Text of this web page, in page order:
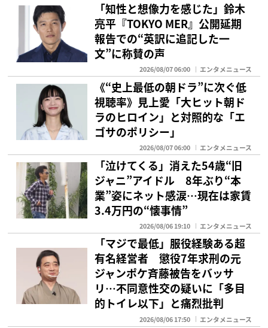
「知性と想像力を感じた」鈴木
亮平『TOKYO MER』公開延期
報告での“英訳に追記した一
文”に称賛の声
2026/08/07 06:00 エンタメニュース
《“史上最低の朝ドラ”に次ぐ低
視聴率》見上愛「大ヒット朝ド
ラのヒロイン」と対照的な「エ
ゴサのポリシー」
2026/08/07 06:00 エンタメニュース
「泣けてくる」消えた54歳“旧
ジャニ”アイドル 8年ぶり“本
業”姿にネット感涙…現在は家賃
3.4万円の“懐事情”
2026/08/06 19:10 エンタメニュース
「マジで最低」服役経験ある超
有名経営者 懲役7年求刑の元
ジャンポケ斉藤被告をバッサ
リ…不同意性交の疑いに「多目
的トイレ以下」と痛烈批判
2026/08/06 17:50 エンタメニュース